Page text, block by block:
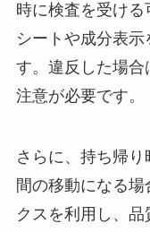
時に検査を受け
シートや成分表
す。違反した場
注意が必要です。
さらに、持ち帰
間の移動になる
クスを利用し、